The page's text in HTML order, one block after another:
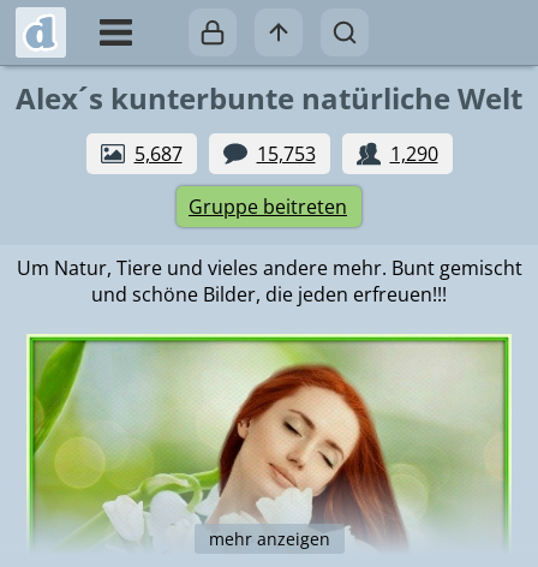
Alex´s kunterbunte natürliche Welt
5,687 15,753
1,290
Gruppe beitreten
Um Natur, Tiere und vieles andere mehr. Bunt gemischt
und schöne Bilder, die jeden erfreuen!!!
mehr anzeigen